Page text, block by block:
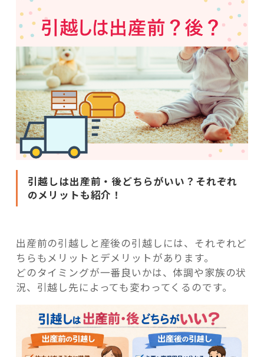
引越しは出産前・後どちらがいい？それぞれ
のメリットも紹介！
出産前の引越しと産後の引越しには、それぞれど
ちらもメリットとデメリットがあります。
どのタイミングが一番良いかは、体調や家族の状
況、引越し先によっても変わってくるのです。